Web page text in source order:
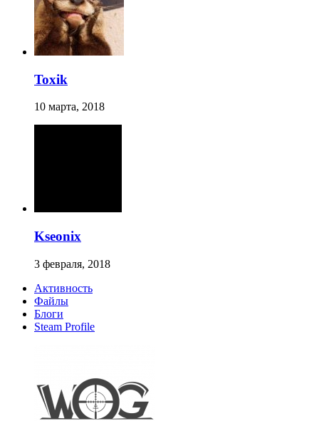
Toxik
10 марта, 2018
Kseonix
3 февраля, 2018
Активность
Файлы
Блоги
Steam Profile